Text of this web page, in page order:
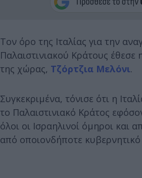
Τον όρο της Ιταλίας για την
Παλαιστινιακού Κράτους
της χώρας, Τζόρτζια Μελόνι.
Συγκεκριμένα, τόνισε ότι η
το Παλαιστινιακό Κράτος
όλοι οι Ισραηλινοί όμηροι και
από οποιονδήποτε